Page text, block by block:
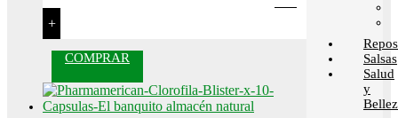
+
COMPRAR
Salsas
Salud
y